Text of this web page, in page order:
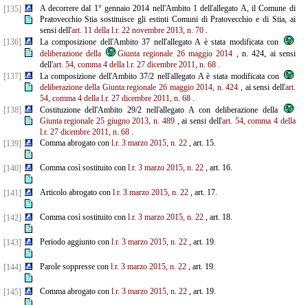
[135]
A decorrere dal 1° gennaio 2014 nell'Ambito 1 dell'allegato A, il Comune di
Pratovecchio Stia sostituisce gli estinti Comuni di Pratovecchio e di Stia, ai
sensi dell'art. 11 della l.r. 22 novembre 2013, n. 70.
[136]
La composizione dell'Ambito 37 nell'allegato A è stata modificata con
deliberazione della
Giunta regionale 26 maggio 2014 , n. 424, ai sensi
dell'art. 54, comma 4 della l.r. 27 dicembre 2011, n. 68 .
[137]
La composizione dell'Ambito 37/2 nell'allegato A è stata modificata con
deliberazione della Giunta regionale 26 maggio 2014, n. 424 , ai sensi dell'art.
54, comma 4 della l.r. 27 dicembre 2011, n. 68.
[138]
Costituzione dell'Ambito 29/2 nell'allegato A con deliberazione della
Giunta regionale 25 giugno 2013, n. 489, ai sensi dell'art. 54, comma 4 della
l.r. 27 dicembre 2011, n. 68.
[139]
Comma abrogato con l.r. 3 marzo 2015, n. 22, art. 15.
[140] Comma così sostituito con l.r. 3 marzo 2015, n. 22, art. 16.
[141] Articolo abrogato con l.r. 3 marzo 2015, n. 22, art. 17.
[142] Comma così sostituito con l.r. 3 marzo 2015, n. 22, art. 18.
[143] Periodo aggiunto con l.r. 3 marzo 2015, n. 22, art. 19.
[144] Parole soppresse con l.r. 3 marzo 2015, n. 22, art. 19.
[145] Comma abrogato con l.r. 3 marzo 2015, n. 22, art. 19.